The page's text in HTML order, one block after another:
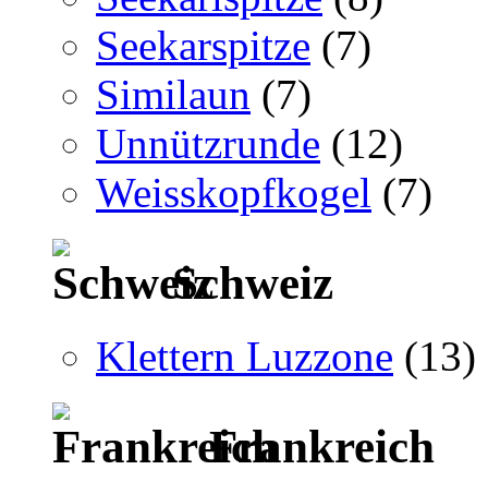
Seekarspitze (7)
Similaun (7)
Unnützrunde (12)
Weisskopfkogel (7)
Schweiz
Klettern Luzzone (13)
Frankreich